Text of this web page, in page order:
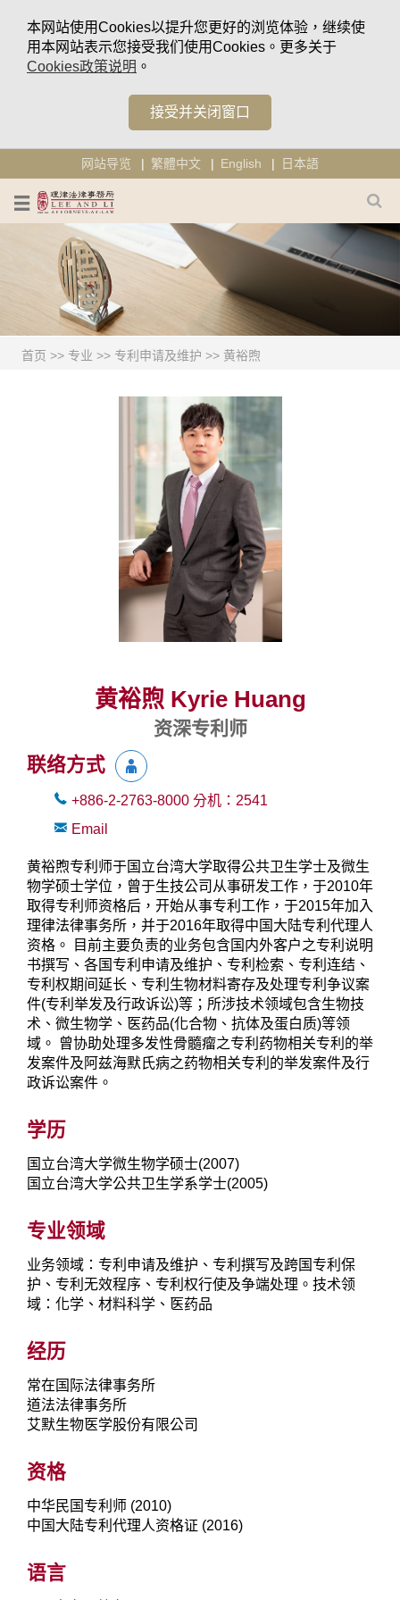
本网站使用Cookies以提升您更好的浏览体验，继续使
用本网站表示您接受我们使用Cookies。更多关于
Cookies政策说明 。
接受并关闭窗口
网站导览 繁體中文 English 日本語
首页 >> 专业 >> 专利申请及维护 >> 黄裕煦
黄裕煦 Kyrie Huang
资深专利师
联络方式
+886-2-2763-8000 分机： 2541
Email
黄裕煦专利师于国立台湾大学取得公共卫生学士及微生
物学硕士学位，曾于生技公司从事研发工作，于2010年
取得专利师资格后，开始从事专利工作，于2015年加入
理律法律事务所，并于2016年取得中国大陆专利代理人
资格。 目前主要负责的业务包含国内外客户之专利说明
书撰写、各国专利申请及维护、专利检索、专利连结、
专利权期间延长、专利生物材料寄存及处理专利争议案
件(专利举发及行政诉讼)等；所涉技术领域包含生物技
术、微生物学、医药品(化合物、抗体及蛋白质)等领
域。 曾协助处理多发性骨髓瘤之专利药物相关专利的举
发案件及阿兹海默氏病之药物相关专利的举发案件及行
政诉讼案件。
学历
国立台湾大学微生物学硕士(2007)
国立台湾大学公共卫生学系学士(2005)
专业领域
业务领域：专利申请及维护、专利撰写及跨国专利保
护、专利无效程序、专利权行使及争端处理。技术领
域：化学、材料科学、医药品
经历
常在国际法律事务所
道法法律事务所
艾默生物医学股份有限公司
资格
中华民国专利师 (2010)
中国大陆专利代理人资格证 (2016)
语言